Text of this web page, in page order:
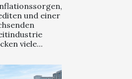
und einer
viele...